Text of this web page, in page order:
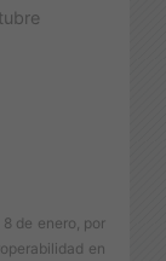
de enero, por
en